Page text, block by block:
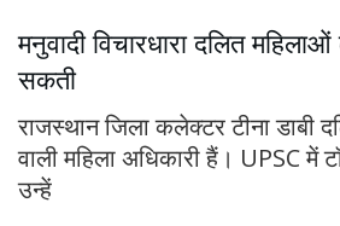
मनुवादी विचारधारा दलित
सकती
राजस्थान जिला कलेक्टर टीना डाबी
वाली महिला अधिकारी हैं। UPSC में
उन्हें